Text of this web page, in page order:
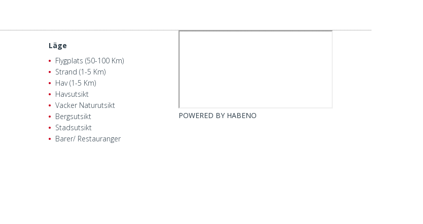
Läge
Flygplats (50-100 Km)
Strand (1-5 Km)
Hav (1-5 Km)
Havsutsikt
Vacker Naturutsikt
Bergsutsikt
Stadsutsikt
Barer/ Restauranger
POWERED BY HABENO